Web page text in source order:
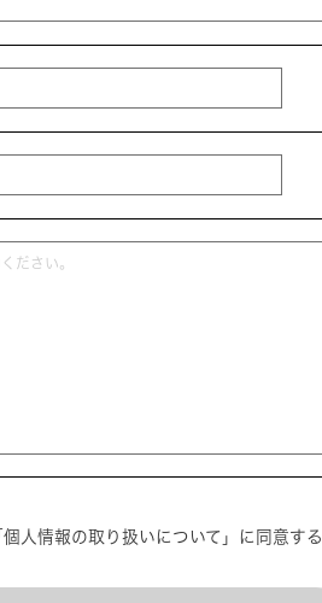
個人情報の取り扱いについて」 に同意する